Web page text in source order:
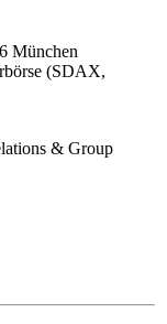
München
(SDAX,
& Group